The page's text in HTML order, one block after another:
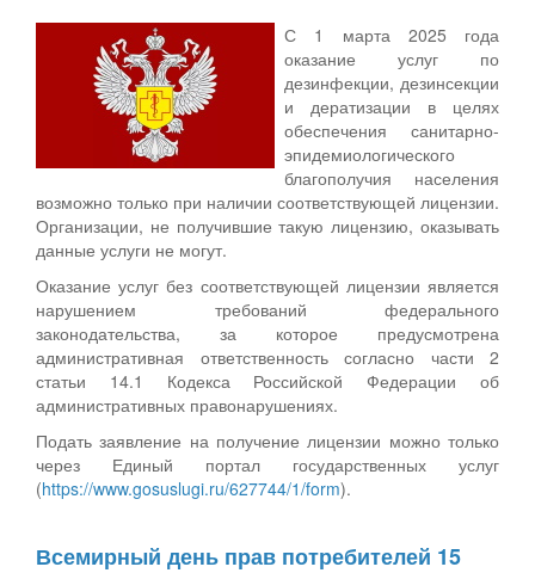
С 1 марта 2025 года
оказание услуг по
дезинфекции, дезинсекции
и дератизации в целях
обеспечения санитарно-
эпидемиологического
благополучия населения
возможно только при наличии соответствующей лицензии.
Организации, не получившие такую лицензию, оказывать
данные услуги не могут.
Оказание услуг без соответствующей лицензии является
нарушением требований федерального
законодательства, за которое предусмотрена
административная ответственность согласно части 2
статьи 14.1 Кодекса Российской Федерации об
административных правонарушениях.
Подать заявление на получение лицензии можно только
через Единый портал государственных услуг
(https://www.gosuslugi.ru/627744/1/form).
Всемирный день прав потребителей 15